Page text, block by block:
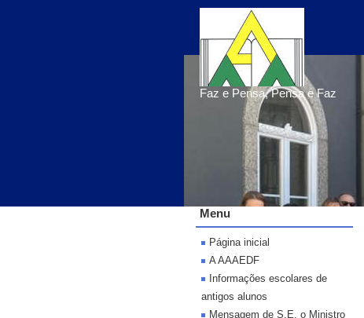
Faz e Pensa, Pensa e Faz
Menu
Página inicial
A AAAEDF
Informações escolares de
antigos alunos
Mensagem de S.E. o Ministro